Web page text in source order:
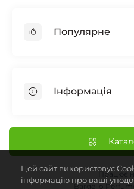
Популярне
Унісекс Парфумерія
Автомобільний
Нішева парфумерія
Парфумерія
Інформація
Наші Магазини
Доставка та Оплата
Франчайзинг Bargello
Працює
Bargello
Цей сайт використовує
інформацію про ваші